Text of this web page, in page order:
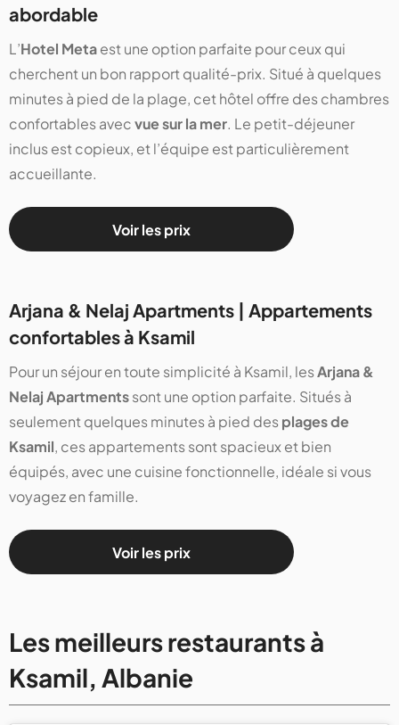
abordable
L’Hotel Metaest une option parfaite pour ceux qui
cherchent un bon rapport qualité-prix. Situé à quelques
minutes à pied de la plage, cet hôtel offre des chambres
confortables avecvue sur la mer. Le petit-déjeuner
inclus est copieux, et l’équipe est particulièrement
accueillante.
Voir les prix
Arjana & Nelaj Apartments | Appartements
confortables à Ksamil
Pour un séjour en toute simplicité à Ksamil, lesArjana &
Nelaj Apartmentssont une option parfaite. Situés à
seulement quelques minutes à pied desplages de
Ksamil, ces appartements sont spacieux et bien
équipés, avec une cuisine fonctionnelle, idéale si vous
voyagez en famille.
Voir les prix
Les meilleurs restaurants à
Ksamil, Albanie